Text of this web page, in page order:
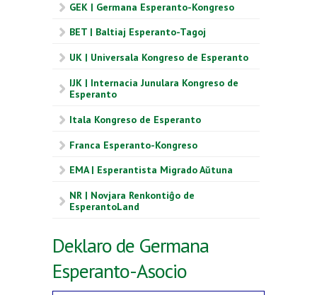
GEK | Germana Esperanto-Kongreso
BET | Baltiaj Esperanto-Tagoj
UK | Universala Kongreso de Esperanto
IJK | Internacia Junulara Kongreso de
Esperanto
Itala Kongreso de Esperanto
Franca Esperanto-Kongreso
EMA | Esperantista Migrado Aŭtuna
NR | Novjara Renkontiĝo de
EsperantoLand
Deklaro de Germana
Esperanto-Asocio